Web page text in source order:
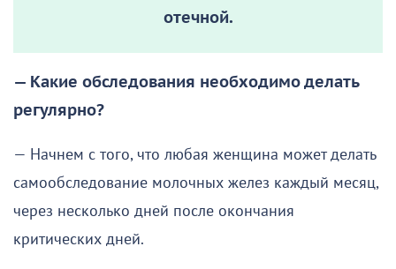
отечной.
— Какие обследования необходимо делать
регулярно?
— Начнем с того, что любая женщина может делать
самообследование молочных желез каждый месяц,
через несколько дней после окончания
критических дней.